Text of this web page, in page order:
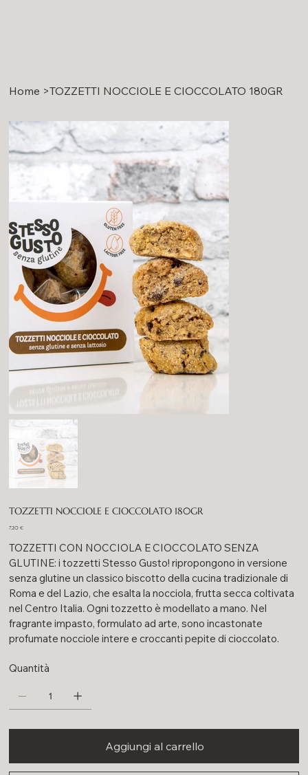
Home >TOZZETTI NOCCIOLE E CIOCCOLATO 180GR
TOZZETTI NOCCIOLE E CIOCCOLATO 180GR
Prezzo
7,20 €
TOZZETTI CON NOCCIOLA E CIOCCOLATO SENZA
GLUTINE: i tozzetti Stesso Gusto! ripropongono in versione
senza glutine un classico biscotto della cucina tradizionale di
Roma e del Lazio, che esalta la nocciola, frutta secca coltivata
nel Centro Italia. Ogni tozzetto è modellato a mano. Nel
fragrante impasto, formulato ad arte, sono incastonate
profumate nocciole intere e croccanti pepite di cioccolato.
Quantità
Aggiungi al carrello